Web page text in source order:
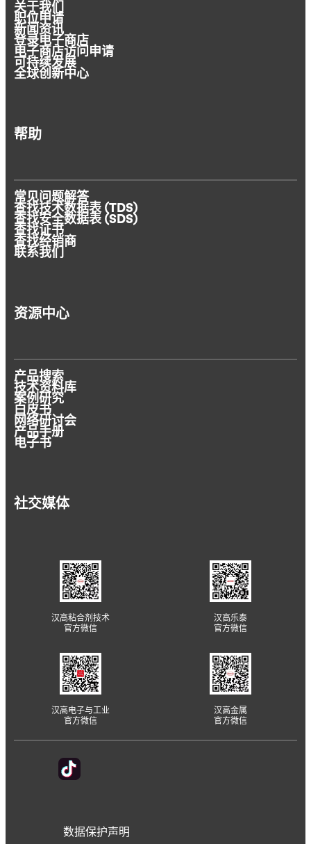
关于我们
职位申请
新闻资讯
登录电子商店
电子商店访问申请
可持续发展
全球创新中心
帮助
常见问题解答
查找技术数据表 (TDS)
查找安全数据表 (SDS)
查找证书
查找经销商
联系我们
资源中心
产品搜索
技术资料库
案例研究
白皮书
网络研讨会
产品手册
电子书
社交媒体
汉高粘合剂技术
官方微信
汉高乐泰
官方微信
汉高电子与工业
官方微信
汉高金属
官方微信
数据保护声明